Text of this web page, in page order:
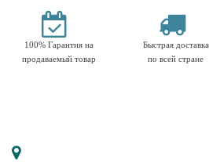
100% Гарантия на
продаваемый товар
Быстрая доставка
по всей стране